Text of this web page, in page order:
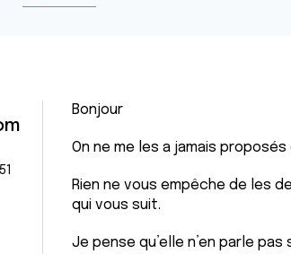
Bonjour
On ne me les a jamais
Rien ne vous empêche de les
qui vous suit.
Je pense qu’elle n’en parle